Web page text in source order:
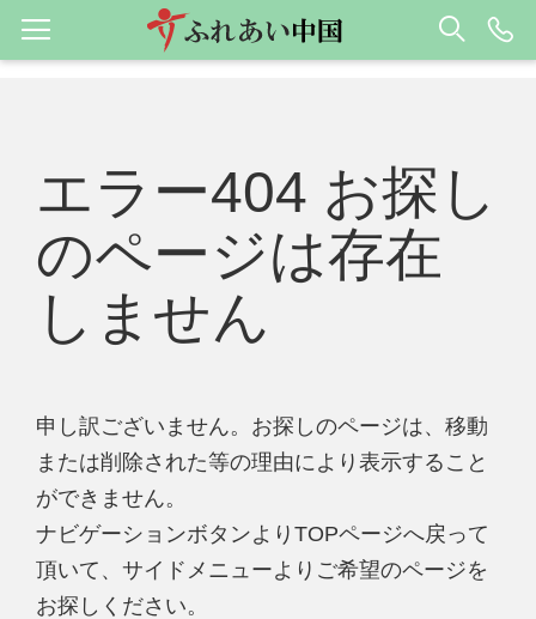
エラー404 お探し
のページは存在
しません
申し訳ございません。お探しのページは、移動
または削除された等の理由により表示すること
ができません。
ナビゲーションボタンよりTOPページへ戻って
頂いて、サイドメニューよりご希望のページを
お探しください。